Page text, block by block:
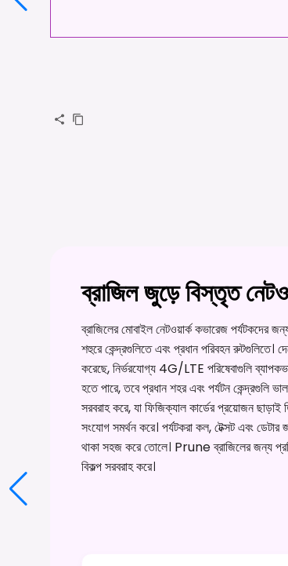
ব্রাজিল জুড়ে বিস্তৃত
ব্রাজিলের মোবাইল নেটওয়ার্ক কভারেজ পর্যটকদের
শহুরে কেন্দ্রগুলিতে এবং প্রধান পরিবহন রুটগুলিতে।
করেছে, নির্ভরযোগ্য 4G/LTE পরিষেবাগুলি
হতে পারে, তবে প্রধান শহর এবং পর্যটন কেন্দ্রগুলি
সরবরাহ করে, যা ফিজিক্যাল কার্ডের প্রয়োজন
সংযোগ সমর্থন করে। পর্যটকরা কল, টেক্সট এবং
থাকা সহজ করে তোলে। Prune ব্রাজিলের জন্য
বিকল্প সরবরাহ করে।